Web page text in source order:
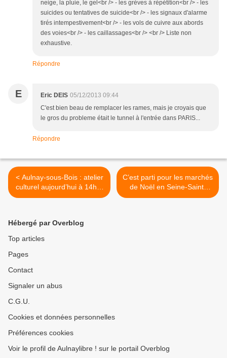
neige, la pluie, le gel<br /> - les grèves à répétition<br /> - les
suicides ou tentatives de suicide<br /> - les signaux d'alarme
tirés intempestivement<br /> - les vols de cuivre aux abords
des voies<br /> - les caillassages<br /> <br /> Liste non
exhaustive.
Répondre
E Eric DEIS 05/12/2013 09:44
C'est bien beau de remplacer les rames, mais je croyais que
le gros du probleme était le tunnel à l'entrée dans PARIS...
Répondre
< Aulnay-sous-Bois : atelier
culturel aujourd’hui à 14h à
la bibliothèque Dumont
C’est parti pour les marchés
de Noël en Seine-Saint-
Denis ! >
Hébergé par Overblog
Top articles
Pages
Contact
Signaler un abus
C.G.U.
Cookies et données personnelles
Préférences cookies
Voir le profil de Aulnaylibre ! sur le portail Overblog